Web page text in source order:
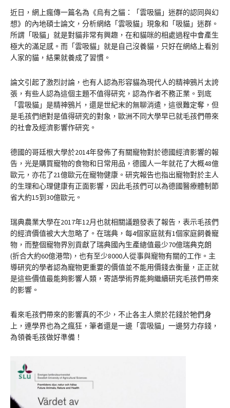
近日，網上瘋傳一篇名為《烏有之貓：「雲吸貓」迷群的認同與幻
想》的內地碩士論文，分析網絡「雲吸貓」現象和「吸貓」迷群。
所謂「吸貓」就是對貓非常有興趣，在和貓咪的相處過程中會產生
極大的滿足感。而「雲吸貓」就是自己沒養貓，只好在網絡上看別
人家的貓，結果就養成了習慣。
論文引起了激烈討論，也有人認為形容貓為現代人的精神鴉片太誇
張，有些人認為這個主題不值得研究，認為作者不務正業。到底
「雲吸貓」是精神鴉片，還是世紀末的無聊消遣，這很難定奪，但
是毛孩們絕對是值得研究的對象，歐洲不同大學早已就毛孩們帶來
的社會及經濟影響作研究。
德國的哥廷根大學於2014年發佈了有關寵物對於德國經濟影響的報
告，光是購買寵物的食物和日常用品，德國人一年就花了大概48億
歐元，亦花了21億歐元在寵物健康。研究報告也指出寵物對於主人
的生理和心理健康有正面影響，因此毛孩們可以為德國醫療體制節
省大約15到30億歐元。
瑞典農業大學在2017年12月也就相關議題發表了報告，表示毛孩們
的經濟價值被大大忽略了。在瑞典，每4個家庭就有1個家庭飼養寵
物，而整個寵物界別貢獻了瑞典國內生產總值最少70億瑞典克朗
(折合大約60億港幣)，也有至少8000人從事與寵物有關的工作。主
導研究的學者認為寵物更重要的價值並不能用價錢去衡量，正正就
是這些價值最能夠影響人類，寄語學術界能夠繼續研究毛孩們帶來
的影響。
看來毛孩們帶來的影響真的不少，不止各主人樂於花錢於牠們身
上，連學界也為之瘋狂，筆者還是一邊「雲吸貓」一邊努力存錢，
為領養毛孩做好準備！